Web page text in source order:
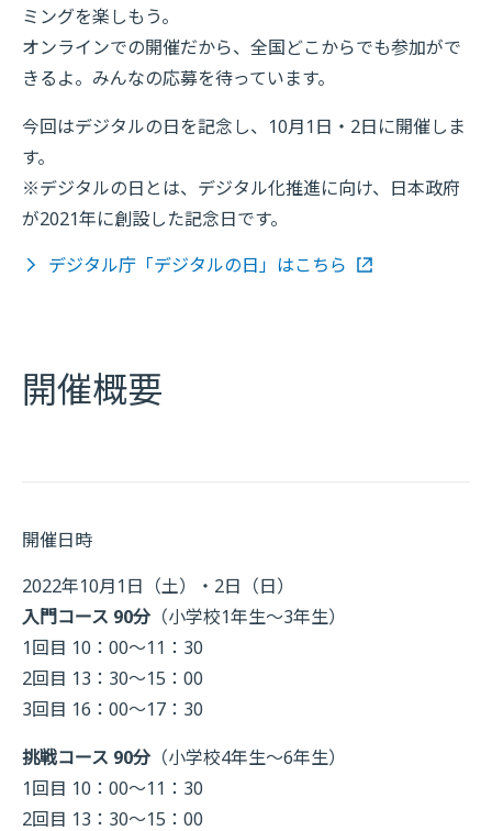
ミングを楽しもう。
オンラインでの開催だから、全国どこからでも参加がで
きるよ。みんなの応募を待っています。
今回はデジタルの日を記念し、10月1日・2日に開催しま
す。
※デジタルの日とは、デジタル化推進に向け、日本政府
が2021年に創設した記念日です。
デジタル庁「デジタルの日」はこちら
開催概要
開催日時
2022年10月1日（土）・2日（日）
入門コース 90分 （小学校1年生～3年生）
1回目 10：00～11：30
2回目 13：30～15：00
3回目 16：00～17：30
挑戦コース 90分 （小学校4年生～6年生）
1回目 10：00～11：30
2回目 13：30～15：00